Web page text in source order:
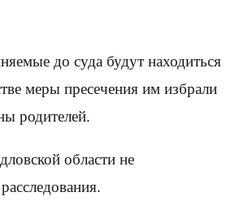
до суда будут находиться
меры пресечения им избрали
родителей.
области не